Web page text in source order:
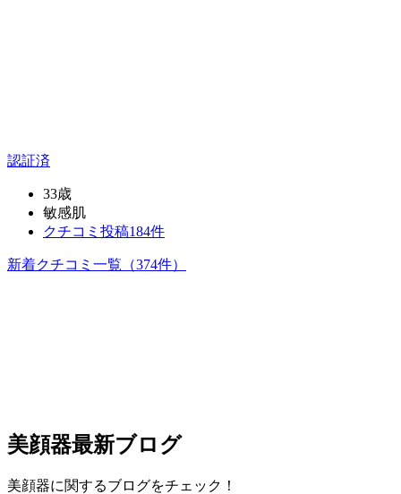
認証済
33歳
敏感肌
クチコミ投稿184件
新着クチコミ一覧 （374件）
美顔器最新ブログ
美顔器に関するブログをチェック！